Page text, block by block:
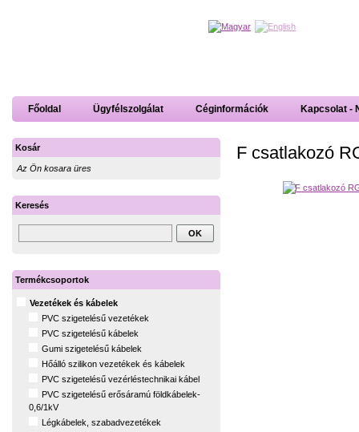
Főoldal Ügyfélszolgálat Céginformációk Kapcsolat -
F csatlakozó
Kosár
Az Ön kosara üres
Keresés
Termékcsoportok
Vezetékek és kábelek
PVC szigetelésű vezetékek
PVC szigetelésű kábelek
Gumi szigetelésű kábelek
Hőálló szilikon vezetékek és kábelek
PVC szigetelésű vezérléstechnikai kábel
PVC szigetelésű erősáramú földkábelek-
0,6/1kV
Légkábelek, szabadvezetékek